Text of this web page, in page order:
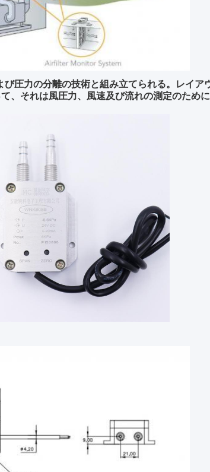
圧力の分離の技術と組み立てられる。レイア
、それは風圧力、風速及び流れの測定のため